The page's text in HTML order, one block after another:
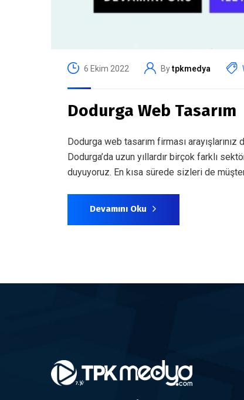
6 Ekim 2022 Bytpkmedya
Dodurga Web Tasarım
Dodurga web tasarım firması
Dodurga’da uzun yıllardır birçok farklı
duyuyoruz. En kısa sürede sizleri de
Devamını Oku